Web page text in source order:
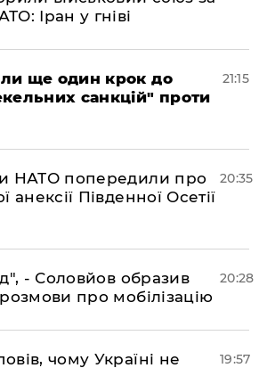
Іран у гніві
ще один крок до
санкцій" проти
21:15
НАТО попередили про
анексії Південної Осетії
20:35
- Соловйов образив
про мобілізацію
20:28
чому Україні не
19:57